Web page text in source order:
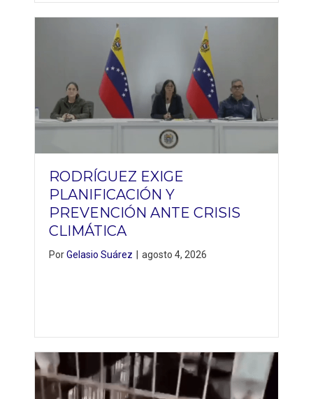
RODRÍGUEZ EXIGE
PLANIFICACIÓN Y
PREVENCIÓN ANTE CRISIS
CLIMÁTICA
PorGelasio Suárez agosto 4, 2026